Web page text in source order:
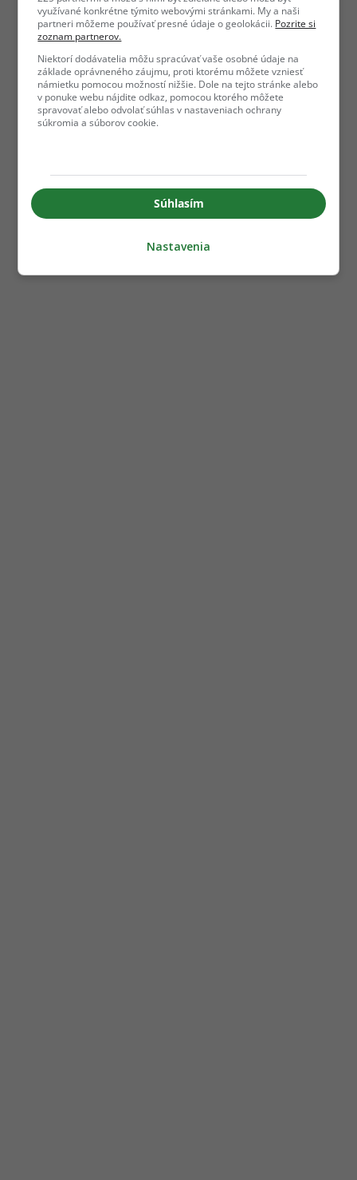
využívané konkrétne týmito webovými stránkami. My a naši
partneri môžeme používať presné údaje o geolokácii. Pozrite si
zoznam partnerov.
Niektorí dodávatelia môžu spracúvať vaše osobné údaje na
základe oprávneného záujmu, proti ktorému môžete vzniesť
námietku pomocou možností nižšie. Dole na tejto stránke alebo
v ponuke webu nájdite odkaz, pomocou ktorého môžete
spravovať alebo odvolať súhlas v nastaveniach ochrany
súkromia a súborov cookie.
Súhlasím
Nastavenia